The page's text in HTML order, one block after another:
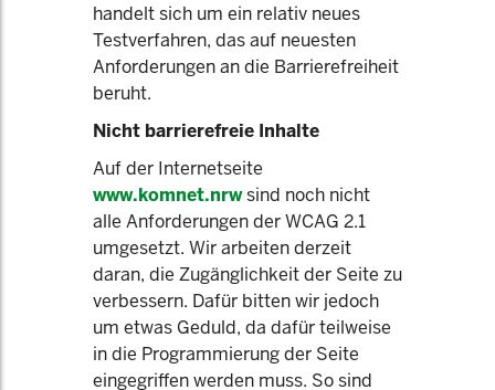
handelt sich um ein relativ neues
Testverfahren, das auf neuesten
Anforderungen an die Barrierefreiheit
beruht.
Nicht barrierefreie Inhalte
Auf der Internetseite
www.komnet.nrwsind noch nicht
alle Anforderungen der WCAG 2.1
umgesetzt. Wir arbeiten derzeit
daran, die Zugänglichkeit der Seite zu
verbessern. Dafür bitten wir jedoch
um etwas Geduld, da dafür teilweise
in die Programmierung der Seite
eingegriffen werden muss. So sind